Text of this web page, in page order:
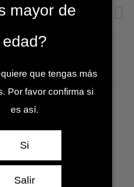
Revista Capital
mayor de
edad?
que tengas más
Por favor confirma si
es así.
Si
Salir